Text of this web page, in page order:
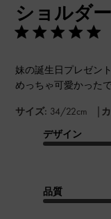
ショルダ
妹の誕生日プレゼン
めっちゃ可愛かったで
サイズ: 34/22cm |
デザイン
品質